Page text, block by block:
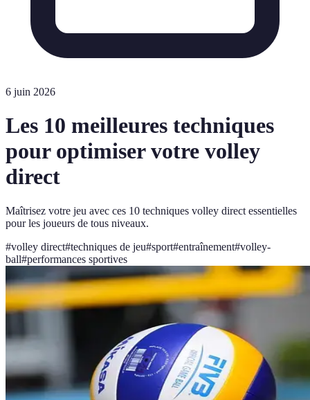
6 juin 2026
Les 10 meilleures techniques
pour optimiser votre volley
direct
Maîtrisez votre jeu avec ces 10 techniques volley direct essentielles
pour les joueurs de tous niveaux.
#volley direct#techniques de jeu#sport#entraînement#volley-
ball#performances sportives